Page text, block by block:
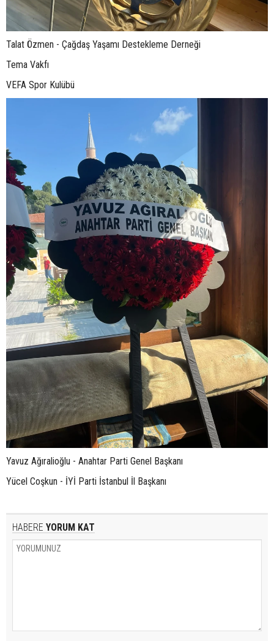
Talat Özmen - Çağdaş Yaşamı Destekleme Derneği
Tema Vakfı
VEFA Spor Kulübü
Yavuz Ağıralioğlu - Anahtar Parti Genel Başkanı
Yücel Coşkun - İYİ Parti İstanbul İl Başkanı
HABERE YORUM KAT